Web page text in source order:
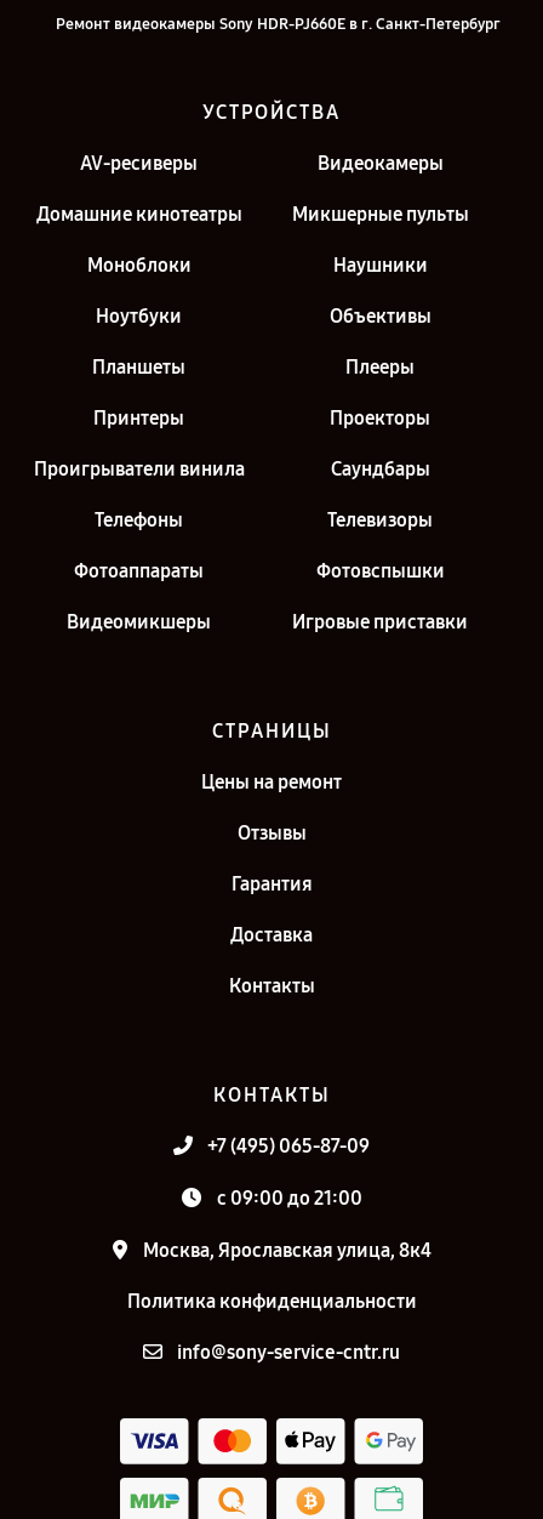
Ремонт видеокамеры Sony HDR-PJ660E в г. Санкт-Петербург
УСТРОЙСТВА
AV-ресиверы Видеокамеры
Домашние кинотеатры Микшерные пульты
Моноблоки Наушники
Ноутбуки Объективы
Планшеты Плееры
Принтеры Проекторы
Проигрыватели винила Саундбары
Телефоны Телевизоры
Фотоаппараты Фотовспышки
Видеомикшеры Игровые приставки
СТРАНИЦЫ
Цены на ремонт
Отзывы
Гарантия
Доставка
Контакты
КОНТАКТЫ
+7 (495) 065-87-09
c 09:00 до 21:00
Москва, Ярославская улица, 8к4
Политика конфиденциальности
info@sony-service-cntr.ru